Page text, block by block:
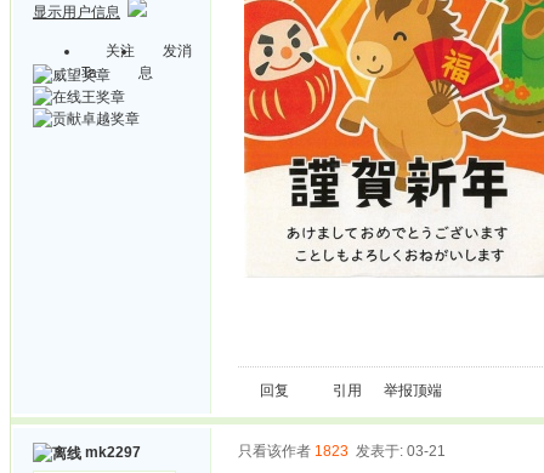
显示用户信息
关注
Ta
发消
息
回复 引用 举报顶端
mk2297 只看该作者 1823 发表于: 03-21